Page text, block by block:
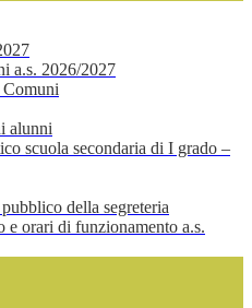
a.s. 2026/2027
Comuni
alunni
scuola secondaria di I grado –
della segreteria
e orari di funzionamento a.s.